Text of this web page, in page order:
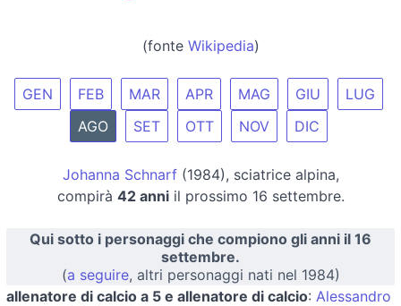
(fonte Wikipedia)
GEN FEB MAR APR MAG GIU
LUG
AGO
SET OTT NOV DIC
Johanna Schnarf(1984), sciatrice alpina,
compirà 42 anniil prossimo 16 settembre.
Qui sotto i personaggi che compiono gli anni il 16
settembre.
(a seguire, altri personaggi nati nel 1984)
allenatore di calcio a 5 e allenatore di calcio: Alessandro